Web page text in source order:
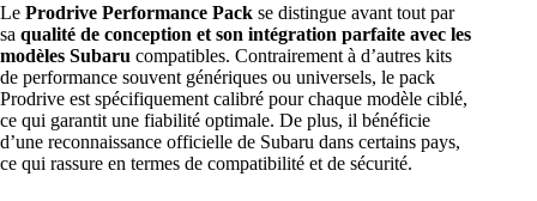
Le Prodrive Performance Pack se distingue avant tout par
sa qualité de conception et son intégration parfaite avec les
modèles Subaru compatibles. Contrairement à d’autres kits
de performance souvent génériques ou universels, le pack
Prodrive est spécifiquement calibré pour chaque modèle ciblé,
ce qui garantit une fiabilité optimale. De plus, il bénéficie
d’une reconnaissance officielle de Subaru dans certains pays,
ce qui rassure en termes de compatibilité et de sécurité.